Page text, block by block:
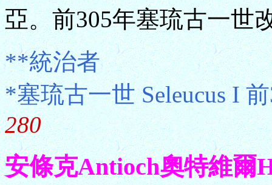
亞。前305年塞琉古一世
**統治者
*塞琉古一世 Seleucus I
280
安條克Antioch奧特維爾